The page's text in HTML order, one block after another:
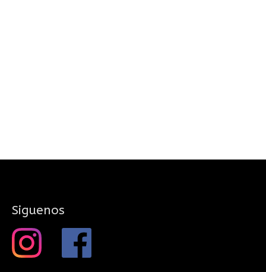
Siguenos